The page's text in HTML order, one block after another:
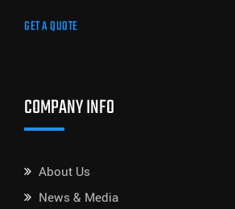
GET A QUOTE
COMPANY INFO
About Us
News & Media